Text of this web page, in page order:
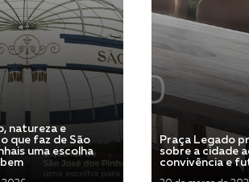
natureza e
que faz de São
uma escolha
Praça Legado
sobre a cidade
convivência e